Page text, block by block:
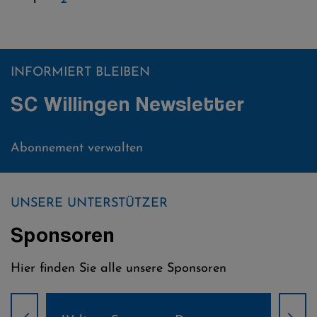
INFORMIERT BLEIBEN
SC Willingen Newsletter
Abonnement verwalten
UNSERE UNTERSTÜTZER
Sponsoren
Hier finden Sie alle unsere Sponsoren